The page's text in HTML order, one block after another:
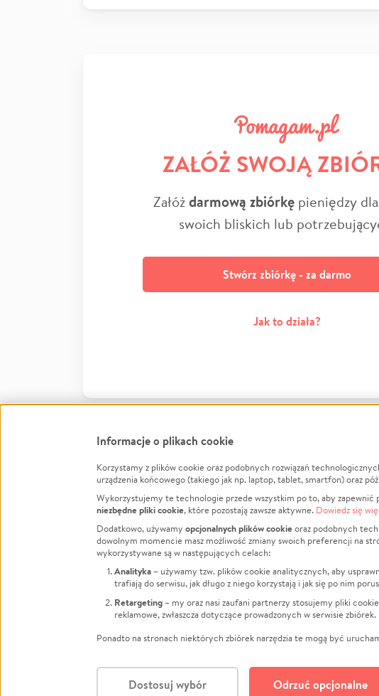
ZAŁÓŻ SWOJĄ
Załóżdarmową zbiórkępieniędzy
swoich bliskich lub
Stwórz zbiórkę - za darmo
Jak to działa?
FacebookTwitter Instagram
LinkedInTikTok Youtube
Informacje
Jak to działa?
Regulamin
Polityka
Kontakt
Porównanie
Polityka plików
Zarządzaj zgodami
Informacje o plikach cookie
Korzystamy z plików cookie oraz podobnych rozwiązań
urządzenia końcowego (takiego jak np. laptop, tablet, smartfon) oraz
Wykorzystujemy te technologie przede wszystkim po to, aby zapewnić
niezbędne pliki cookie, które pozostają zawsze aktywne. Dowiedz się
Dodatkowo, używamy opcjonalnych plików cookieoraz podobnych
dowolnym momencie masz możliwość zmiany swoich preferencji na
wykorzystywane są w następujących celach:
Analityka – używamy tzw. plików cookie analitycznych, aby
trafiają do serwisu, jak długo z niego korzystają i jak się po nim
Retargeting – my oraz nasi zaufani partnerzy stosujemy pliki
reklamowe, zwłaszcza dotyczące prowadzonych w serwisie zbiórek.
Ponadto na stronach niektórych zbiórek narzędzia te mogą być
Dostosuj wybór Odrzuć opcjonalne